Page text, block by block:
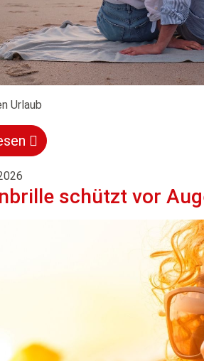
Urlaub
schützt vor